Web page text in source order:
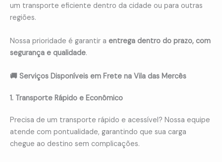
um transporte eficiente dentro da cidade ou para outras
regiões.
Nossa prioridade é garantir a entrega dentro do prazo, com
segurança e qualidade.
🚚 Serviços Disponíveis em Frete na Vila das Mercês
1. Transporte Rápido e Econômico
Precisa de um transporte rápido e acessível? Nossa equipe
atende com pontualidade, garantindo que sua carga
chegue ao destino sem complicações.